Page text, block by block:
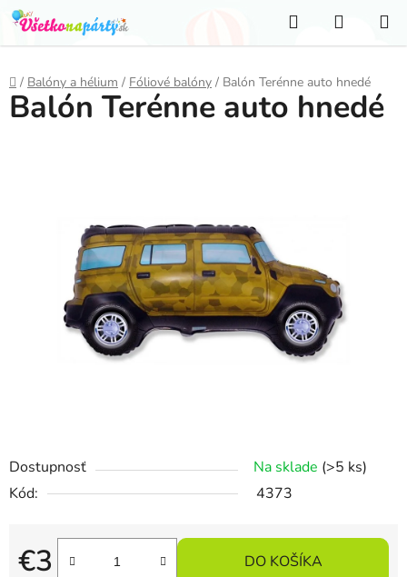
Prejsť
na
obsah
Hľadať
KOŠÍK
Domov
/ Balóny a hélium / Fóliové balóny / Balón Terénne auto hnedé
Dostupnosť Na sklade (>5 ks)
Kód:
4373
€3 DO KOŠÍKA
Balón Terénne auto hnedé